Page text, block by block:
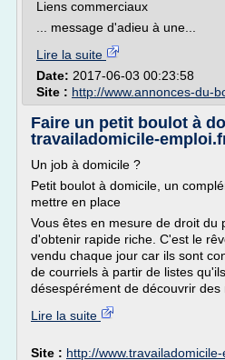
Liens commerciaux
... message d'adieu à une...
Lire la suite
Date: 2017-06-03 00:23:58
Site : http://www.annonces-du-
Faire un petit boulot à
travailadomicile-
Un job à domicile ?
Petit boulot à domicile, un
mettre en place
Vous êtes en mesure de droit du
d'obtenir rapide riche. C'est le
vendu chaque jour car ils sont
de courriels à partir de listes
désespérément de découvrir des
Lire la suite
Site : http://